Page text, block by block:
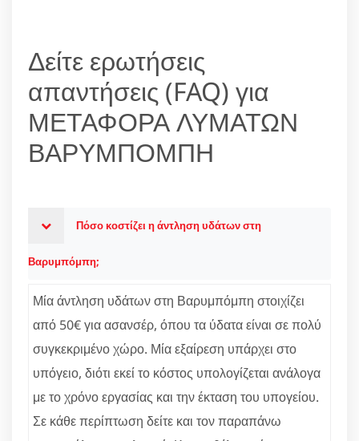
Δείτε ερωτήσεις
απαντήσεις (FAQ) για
ΜΕΤΑΦΟΡΑ ΛΥΜΑΤΩΝ
ΒΑΡΥΜΠΟΜΠΗ
Πόσο κοστίζει η άντληση υδάτων στη
Βαρυμπόμπη;
Μία άντληση υδάτων στη Βαρυμπόμπη στοιχίζει
από 50€ για ασανσέρ, όπου τα ύδατα είναι σε πολύ
συγκεκριμένο χώρο. Μία εξαίρεση υπάρχει στο
υπόγειο, διότι εκεί το κόστος υπολογίζεται ανάλογα
με το χρόνο εργασίας και την έκταση του υπογείου.
Σε κάθε περίπτωση δείτε και τον παραπάνω